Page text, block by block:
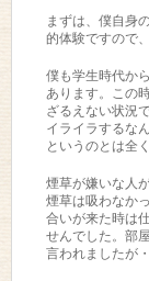
まずは、僕自身
的体験ですので
僕も学生時代か
あります。この
ざるえない状況
イライラするな
というのとは全
煙草が嫌いな人
煙草は吸わなか
合いが来た時は
せんでした。部
言われましたが・